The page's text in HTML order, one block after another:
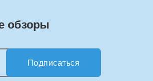
обзоры
Подписаться